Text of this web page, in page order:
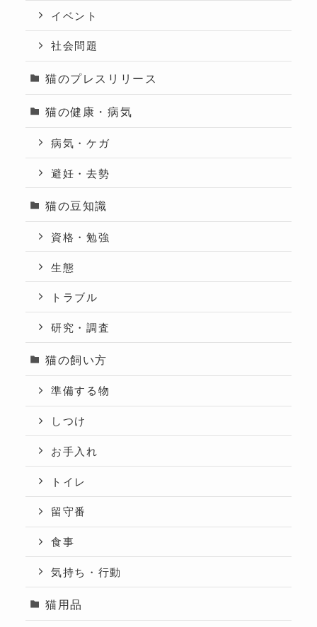
イベント
社会問題
猫のプレスリリース
猫の健康・病気
病気・ケガ
避妊・去勢
猫の豆知識
資格・勉強
生態
トラブル
研究・調査
猫の飼い方
準備する物
しつけ
お手入れ
トイレ
留守番
食事
気持ち・行動
猫用品